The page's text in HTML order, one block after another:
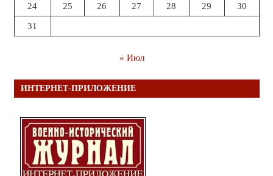
24 25 26 27 28 29 30
31
« Июл
ИНТЕРНЕТ-ПРИЛОЖЕНИЕ